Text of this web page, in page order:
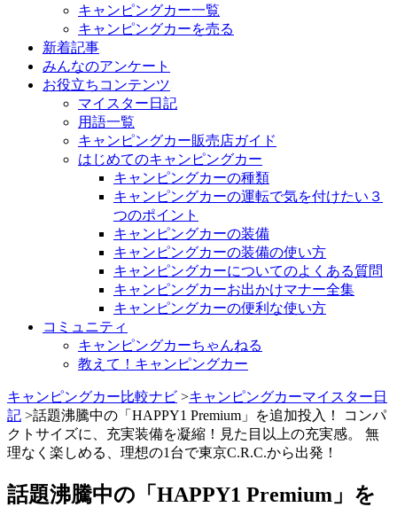
キャンピングカー一覧
キャンピングカーを売る
新着記事
みんなのアンケート
お役立ちコンテンツ
マイスター日記
用語一覧
キャンピングカー販売店ガイド
はじめてのキャンピングカー
キャンピングカーの種類
キャンピングカーの運転で気を付けたい３
つのポイント
キャンピングカーの装備
キャンピングカーの装備の使い方
キャンピングカーについてのよくある質問
キャンピングカーお出かけマナー全集
キャンピングカーの便利な使い方
コミュニティ
キャンピングカーちゃんねる
教えて！キャンピングカー
キャンピングカー比較ナビ >キャンピングカーマイスター日
記 >話題沸騰中の「HAPPY1 Premium」を追加投入！ コンパ
クトサイズに、充実装備を凝縮！見た目以上の充実感。 無
理なく楽しめる、理想の1台で東京C.R.C.から出発！
話題沸騰中の「HAPPY1 Premium」を